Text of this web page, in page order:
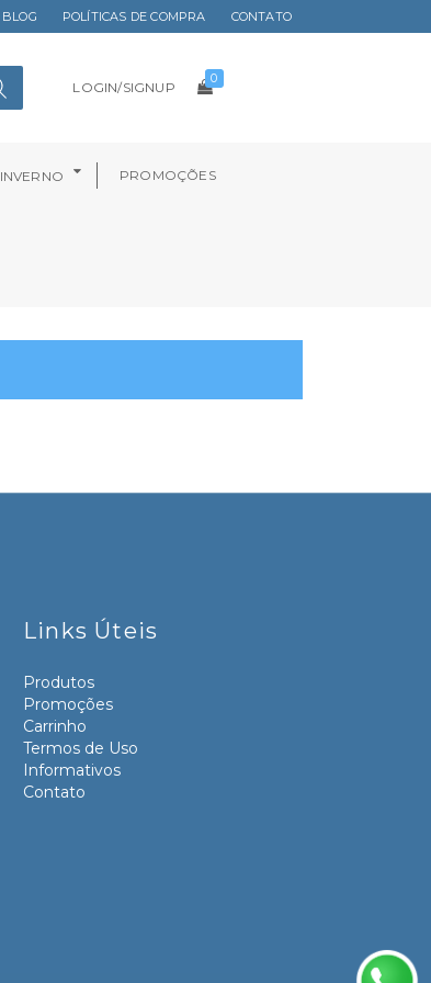
BLOG POLÍTICAS DE COMPRA CONTATO
LOGIN/SIGNUP
0
INVERNO PROMOÇÕES
Links Úteis
Produtos
Promoções
Carrinho
Termos de Uso
Informativos
Contato